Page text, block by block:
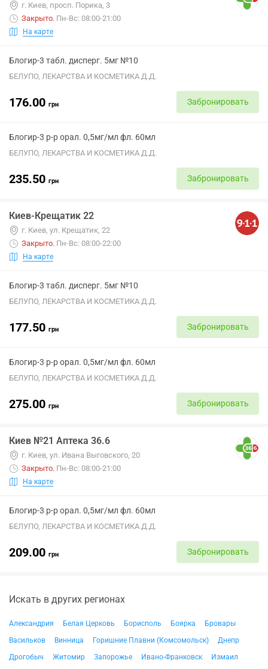
г. Киев, просп. Порика, 3
Закрыто. Пн-Вс: 08:00-21:00
На карте
Блогир-3 табл. дисперг. 5мг №10
БЕЛУПО, ЛЕКАРСТВА И КОСМЕТИКА Д.Д.
176.00 грн Забронировать
Блогир-3 р-р орал. 0,5мг/мл фл. 60мл
БЕЛУПО, ЛЕКАРСТВА И КОСМЕТИКА Д.Д.
235.50 грн Забронировать
Киев-Крещатик 22
г. Киев, ул. Крещатик, 22
Закрыто. Пн-Вс: 08:00-22:00
На карте
Блогир-3 табл. дисперг. 5мг №10
БЕЛУПО, ЛЕКАРСТВА И КОСМЕТИКА Д.Д.
177.50 грн Забронировать
Блогир-3 р-р орал. 0,5мг/мл фл. 60мл
БЕЛУПО, ЛЕКАРСТВА И КОСМЕТИКА Д.Д.
275.00 грн Забронировать
Киев №21 Аптека 36.6
г. Киев, ул. Ивана Выговского, 20
Закрыто. Пн-Вс: 08:00-21:00
На карте
Блогир-3 р-р орал. 0,5мг/мл фл. 60мл
БЕЛУПО, ЛЕКАРСТВА И КОСМЕТИКА Д.Д.
209.00 грн Забронировать
Искать в других регионах
Александрия Белая Церковь Борисполь Боярка
Бровары
Васильков
Винница Горишние Плавни (Комсомольск)
Днепр
Дрогобыч
Житомир Запорожье Ивано-Франковск
Измаил